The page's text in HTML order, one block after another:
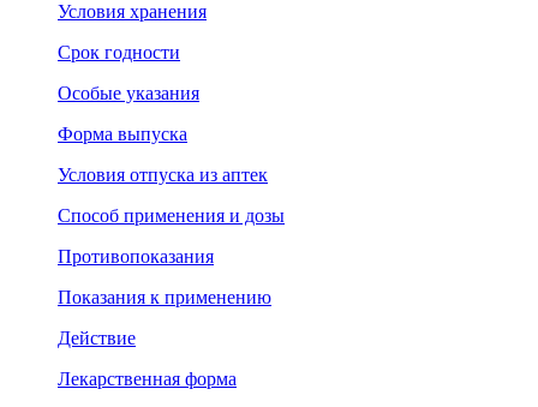
Условия хранения
Срок годности
Особые указания
Форма выпуска
Условия отпуска из аптек
Способ применения и дозы
Противопоказания
Показания к применению
Действие
Лекарственная форма